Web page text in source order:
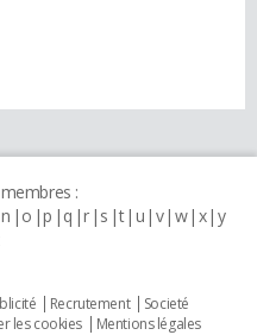
:
n o p q r s t u v w x y
Recrutement
Societé
les cookies
Mentions légales